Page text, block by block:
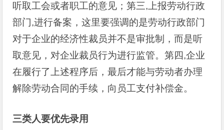
听取工会或者职工的意见；第三,上报劳动行政
部门,进行备案，这里要强调的是劳动行政部门
对于企业的经济性裁员并不是审批制，而是听
取意见，对企业裁员行为进行监管。第四,企业
在履行了上述程序后，最后才能与劳动者办理
解除劳动合同的手续，向员工支付补偿金。
三类人要优先录用